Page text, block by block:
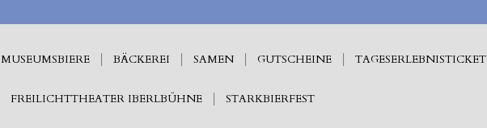
MUSEUMSBIERE BÄCKEREI SAMEN GUTSCHEINE TAGESERLEBNISTICKET
FREILICHTTHEATER IBERLBÜHNE STARKBIERFEST